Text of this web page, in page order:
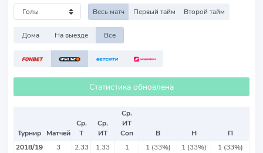
Весь матч Первый тайм Второй тайм
Дома На выезде Все
Статистика обновлена
Турнир Матчей
Ср.
Т
Ср.
ИТ
Ср.
ИТ
Соп
В Н
П
2018/19
3 2.33 1.33 1 1 (33%) 1 (33%)
1 (33%)